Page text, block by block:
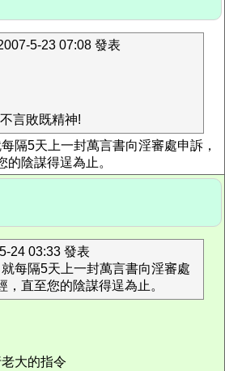
5-23 07:08 發表
言敗既精神!
隔5天上一封萬言書向淫審處申訴，
陰謀得逞為止。
24 03:33 發表
每隔5天上一封萬言書向淫審處
，直至您的陰謀得逞為止。
大的指令